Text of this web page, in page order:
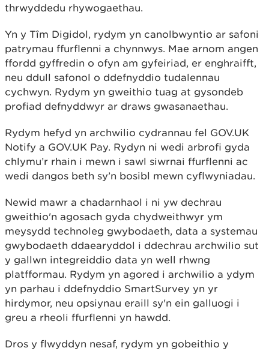
thrwyddedu rhywogaethau.
Yn y Tîm Digidol, rydym yn canolbwyntio ar safoni
patrymau ffurflenni a chynnwys. Mae arnom angen
ffordd gyffredin o ofyn am gyfeiriad, er enghraifft,
neu ddull safonol o ddefnyddio tudalennau
cychwyn. Rydym yn gweithio tuag at gysondeb
profiad defnyddwyr ar draws gwasanaethau.
Rydym hefyd yn archwilio cydrannau fel GOV.UK
Notify a GOV.UK Pay. Rydyn ni wedi arbrofi gyda
chlymu’r rhain i mewn i sawl siwrnai ffurflenni ac
wedi dangos beth sy’n bosibl mewn cyflwyniadau.
Newid mawr a chadarnhaol i ni yw dechrau
gweithio'n agosach gyda chydweithwyr ym
meysydd technoleg gwybodaeth, data a systemau
gwybodaeth ddaearyddol i ddechrau archwilio sut
y gallwn integreiddio data yn well rhwng
platfformau. Rydym yn agored i archwilio a ydym
yn parhau i ddefnyddio SmartSurvey yn yr
hirdymor, neu opsiynau eraill sy'n ein galluogi i
greu a rheoli ffurflenni yn hawdd.
Dros y flwyddyn nesaf, rydym yn gobeithio y